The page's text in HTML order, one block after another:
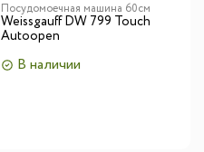
Посудомоечная машина 60см
Weissgauff DW 799 Touch
Autoopen
В наличии